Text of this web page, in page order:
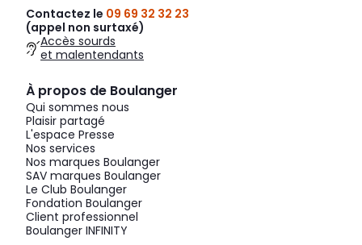
Contactez le 09 69 32 32 23
(appel non surtaxé)
Accès sourds
et malentendants
À propos de Boulanger
Qui sommes nous
Plaisir partagé
L'espace Presse
Nos services
Nos marques Boulanger
SAV marques Boulanger
Le Club Boulanger
Fondation Boulanger
Client professionnel
Boulanger INFINITY